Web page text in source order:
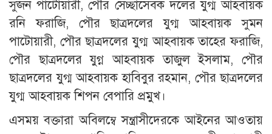
সুজন পাটোয়ারী, পৌর সেচ্ছাসেবক দলের যুগ্ম আহবায়ক
রনি ফরাজি, পৌর ছাত্রদলের যুগ্ম আহবায়ক সুমন
পাটোয়ারী, পৌর ছাত্রদলের যুগ্ম আহবায়ক তাহের ফরাজি,
পৌর ছাত্রদলের যুগ্ন আহবায়ক তাজুল ইসলাম, পৌর
ছাত্রদলের যুগ্ম আহবায়ক হাবিবুর রহমান, পৌর ছাত্রদলের
যুগ্ম আহবায়ক শিপন বেপারি প্রমুখ।
এসময় বক্তারা অবিলম্বে সন্ত্রাসীদেরকে আইনের আওতায়